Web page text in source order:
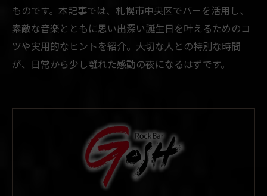
ものです。本記事では、札幌市中央区でバーを活用し、
素敵な音楽とともに思い出深い誕生日を叶えるためのコ
ツや実用的なヒントを紹介。大切な人との特別な時間
が、日常から少し離れた感動の夜になるはずです。